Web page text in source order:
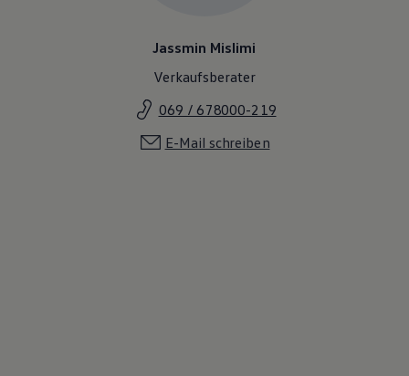
Jassmin Mislimi
Verkaufsberater
069 / 678000-219
E-Mail schreiben